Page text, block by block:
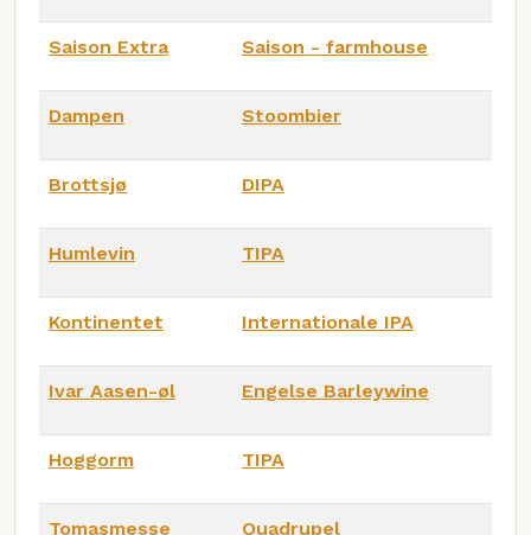
Saison Extra Saison - farmhouse
Dampen Stoombier
Brottsjø DIPA
Humlevin TIPA
Kontinentet Internationale IPA
Ivar Aasen-øl Engelse Barleywine
Hoggorm TIPA
Tomasmesse
Quadrupel